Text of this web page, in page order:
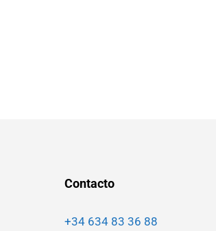
Contacto
+34 634 83 36 88